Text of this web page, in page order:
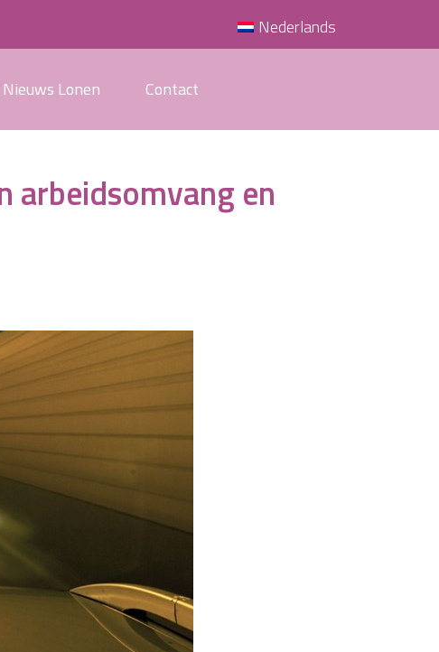
Nederlands
Nieuws Lonen Contact
arbeidsomvang en